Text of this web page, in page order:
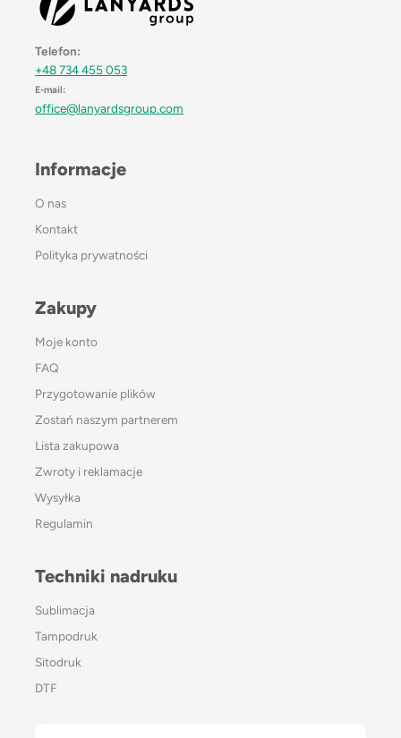
Telefon:
+48 734 455 053
E-mail:
office@lanyardsgroup.com
Informacje
O nas
Kontakt
Polityka prywatności
Zakupy
Moje konto
FAQ
Przygotowanie plików
Zostań naszym partnerem
Lista zakupowa
Zwroty i reklamacje
Wysyłka
Regulamin
Techniki nadruku
Sublimacja
Tampodruk
Sitodruk
DTF